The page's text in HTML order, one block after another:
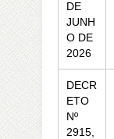
DE
JUNH
O DE
2026
DECR
ETO
Nº
2915,